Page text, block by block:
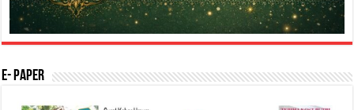
E- Paper